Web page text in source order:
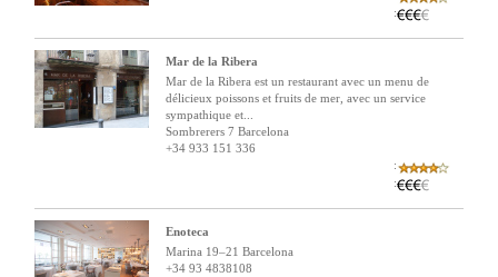
:
Mar de la Ribera
Mar de la Ribera est un restaurant avec un menu de
délicieux poissons et fruits de mer, avec un service
sympathique et...
Sombrerers 7 Barcelona
+34 933 151 336
:
:
Enoteca
Marina 19–21 Barcelona
+34 93 4838108